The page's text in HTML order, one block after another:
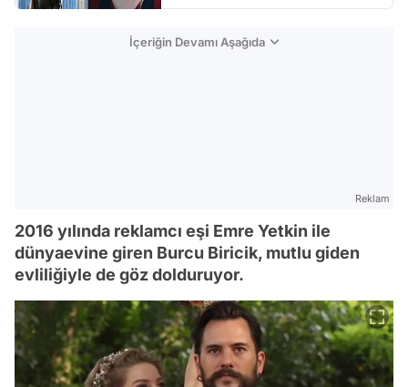
İçeriğin Devamı Aşağıda
Reklam
2016 yılında reklamcı eşi Emre Yetkin ile
dünyaevine giren Burcu Biricik, mutlu giden
evliliğiyle de göz dolduruyor.